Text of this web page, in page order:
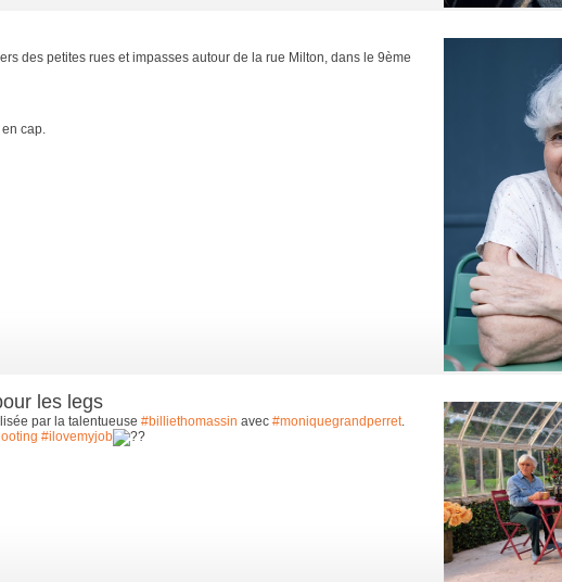
des petites rues et impasses autour de la rue Milton, dans le 9ème
cap.
les legs
par la talentueuse #billiethomassin avec #moniquegrandperret.
#ilovemyjob